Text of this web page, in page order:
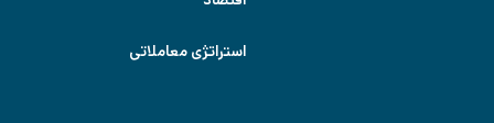
استراتژی معاملاتی